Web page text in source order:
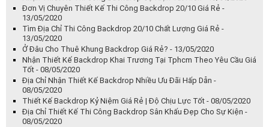
Đơn Vị Chuyên Thiết Kế Thi Công Backdrop 20/10 Giá Rẻ -
13/05/2020
Tìm Địa Chỉ Thi Công Backdrop 20/10 Chất Lượng Giá Rẻ -
13/05/2020
Ở Đâu Cho Thuê Khung Backdrop Giá Rẻ? - 13/05/2020
Nhận Thiết Kế Backdrop Khai Trương Tại Tphcm Theo Yêu Cầu Giá
Tốt - 08/05/2020
Địa Chỉ Nhận Thiết Kế Backdrop Nhiều Ưu Đãi Hấp Dẫn -
08/05/2020
Thiết Kế Backdrop Kỷ Niệm Giá Rẻ | Độ Chịu Lực Tốt - 08/05/2020
Địa Chỉ Thiết Kế Thi Công Backdrop Sân Khấu Đẹp Cho Sự Kiện -
08/05/2020